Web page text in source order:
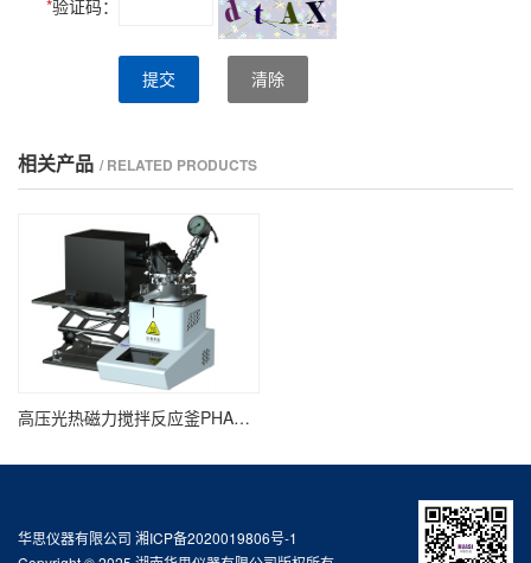
*验证码：
提交 清除
相关产品 / RELATED PRODUCTS
高压光热磁力搅拌反应釜PHAC-1030
华思仪器有限公司 湘ICP备2020019806号-1